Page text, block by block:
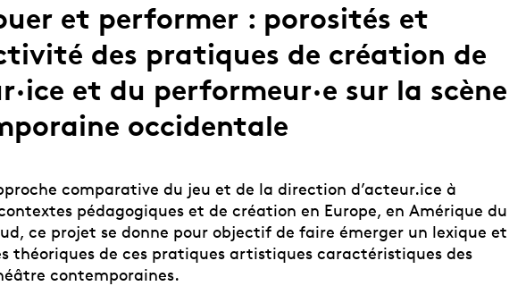
et performer : porosités et
des pratiques de création de
et du performeur·e sur la scène
occidentale
comparative du jeu et de la direction d’acteur.ice à
pédagogiques et de création en Europe, en Amérique du
ce projet se donne pour objectif de faire émerger un lexique et
théoriques de ces pratiques artistiques caractéristiques des
contemporaines.